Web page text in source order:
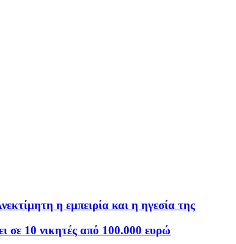
η εμπειρία και η ηγεσία της
10 νικητές από 100.000 ευρώ